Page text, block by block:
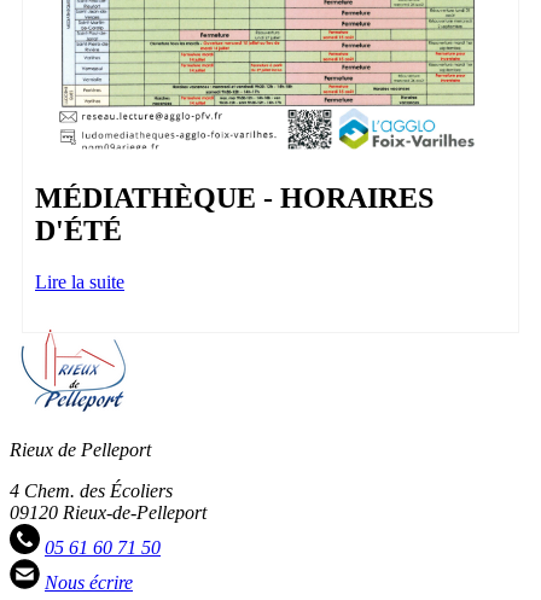
MÉDIATHÈQUE - HORAIRES
D'ÉTÉ
Lire la suite
Rieux de Pelleport
4 Chem. des Écoliers
09120 Rieux-de-Pelleport
05 61 60 71 50
Nous écrire